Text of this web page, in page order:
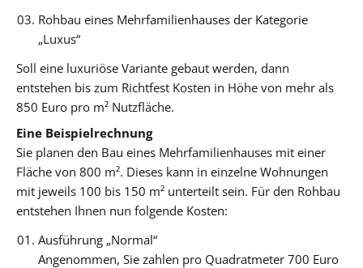
Rohbau eines Mehrfamilienhauses der Kategorie
„Luxus“
Soll eine luxuriöse Variante gebaut werden, dann
entstehen bis zum Richtfest Kosten in Höhe von mehr als
850 Euro pro m² Nutzfläche.
Eine Beispielrechnung
Sie planen den Bau eines Mehrfamilienhauses mit einer
Fläche von 800 m². Dieses kann in einzelne Wohnungen
mit jeweils 100 bis 150 m² unterteilt sein. Für den Rohbau
entstehen Ihnen nun folgende Kosten:
Ausführung „Normal“
Angenommen, Sie zahlen pro Quadratmeter 700 Euro